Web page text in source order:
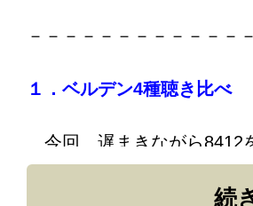
－－－－－－－－－－－－
１．ベルデン4種聴き比べ
今回、遅まきながら8412
われることを確かめつつ、
28それぞれの特長を見極め
続